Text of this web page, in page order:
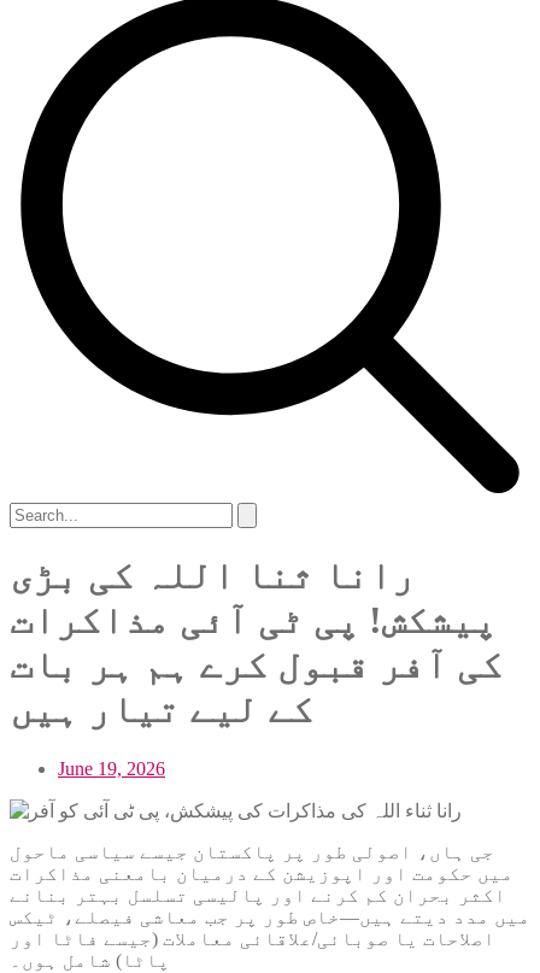
رانا ثنا اللہ کی بڑی
پیشکش! پی ٹی آئی مذاکرات
کی آفر قبول کرے ہم ہر بات
کے لیے تیار ہیں
June 19, 2026
جی ہاں، اصولی طور پر پاکستان جیسے سیاسی ماحول
میں حکومت اور اپوزیشن کے درمیان بامعنی مذاکرات
اکثر بحران کم کرنے اور پالیسی تسلسل بہتر بنانے
میں مدد دیتے ہیں—خاص طور پر جب معاشی فیصلے، ٹیکس
اصلاحات یا صوبائی/علاقائی معاملات (جیسے فاٹا اور
پاٹا) شامل ہوں۔